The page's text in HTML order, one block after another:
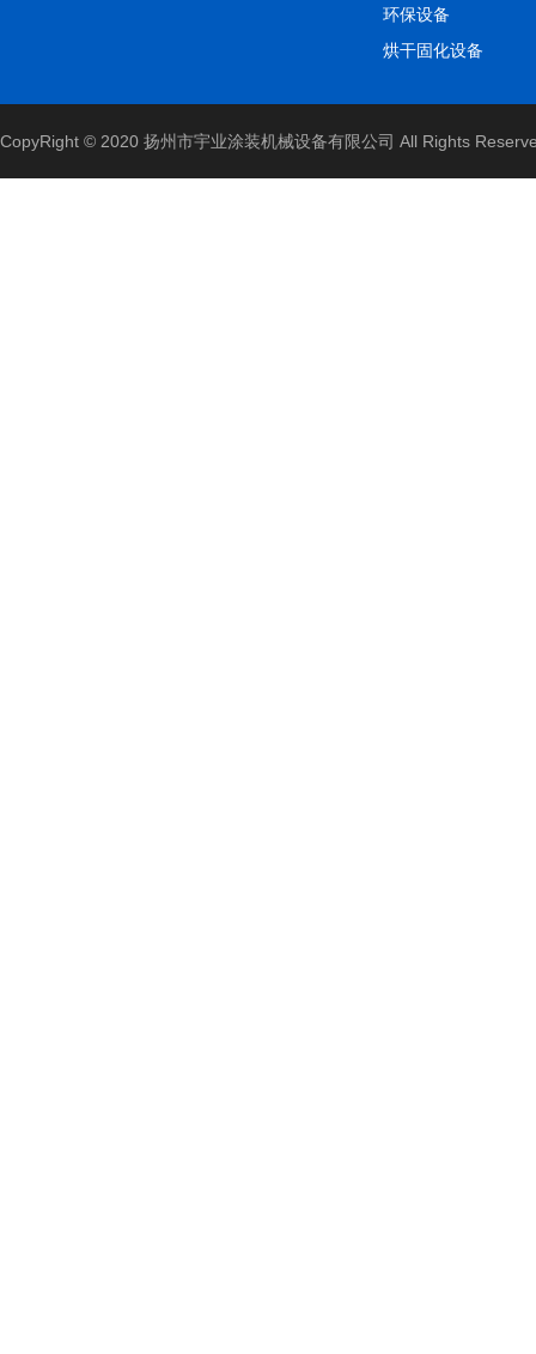
环保设备
烘干固化设备
CopyRight © 2020 扬州市宇业涂装机械设备有限公司 All Rights